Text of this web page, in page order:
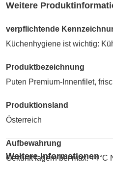
Weitere
verpflichtende
Küchenhygiene ist wichtig:
Produktbezeichnung
Puten Premium-Innenfilet,
Produktionsland
Österreich
Aufbewahrung
Gekühlt lagern bei max. +4°C
Weitere Informationen